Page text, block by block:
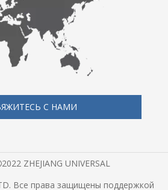
С НАМИ
2022 ZHEJIANG UNIVERSAL
Все права защищены поддержкой